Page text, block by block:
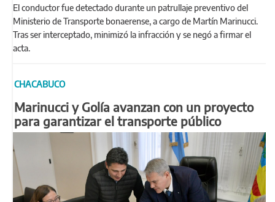
El conductor fue detectado durante un patrullaje preventivo del
Ministerio de Transporte bonaerense, a cargo de Martín Marinucci.
Tras ser interceptado, minimizó la infracción y se negó a firmar el
acta.
CHACABUCO
Marinucci y Golía avanzan con un proyecto
para garantizar el transporte público